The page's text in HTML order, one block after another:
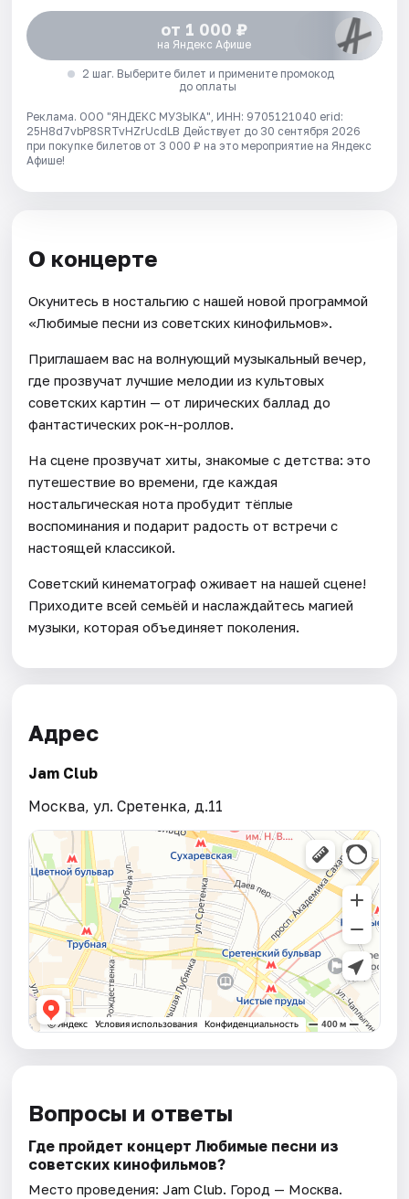
от 1 000 ₽
на Яндекс Афише
2 шаг. Выберите билет и примените промокод
до оплаты
Реклама. ООО "ЯНДЕКС МУЗЫКА", ИНН: 9705121040 erid:
25H8d7vbP8SRTvHZrUcdLB Действует до 30 сентября 2026
при покупке билетов от 3 000 ₽ на это мероприятие на Яндекс
Афише!
О концерте
Окунитесь в ностальгию с нашей новой программой
«Любимые песни из советских кинофильмов».
Приглашаем вас на волнующий музыкальный вечер,
где прозвучат лучшие мелодии из культовых
советских картин — от лирических баллад до
фантастических рок-н-роллов.
На сцене прозвучат хиты, знакомые с детства: это
путешествие во времени, где каждая
ностальгическая нота пробудит тёплые
воспоминания и подарит радость от встречи с
настоящей классикой.
Советский кинематограф оживает на нашей сцене!
Приходите всей семьёй и наслаждайтесь магией
музыки, которая объединяет поколения.
Адрес
Jam Club
Москва, ул. Сретенка, д.11
Вопросы и ответы
Где пройдет концерт Любимые песни из
советских кинофильмов?
Место проведения:Jam Club. Город — Москва.